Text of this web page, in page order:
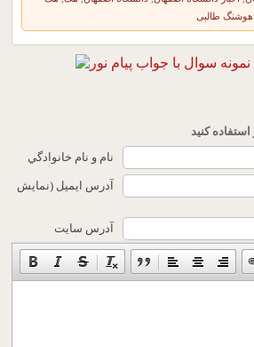
هوشنگ طالبی
کنید
نام و نام خانوادگي
آدرس ايميل (نمايش
آدرس سايت